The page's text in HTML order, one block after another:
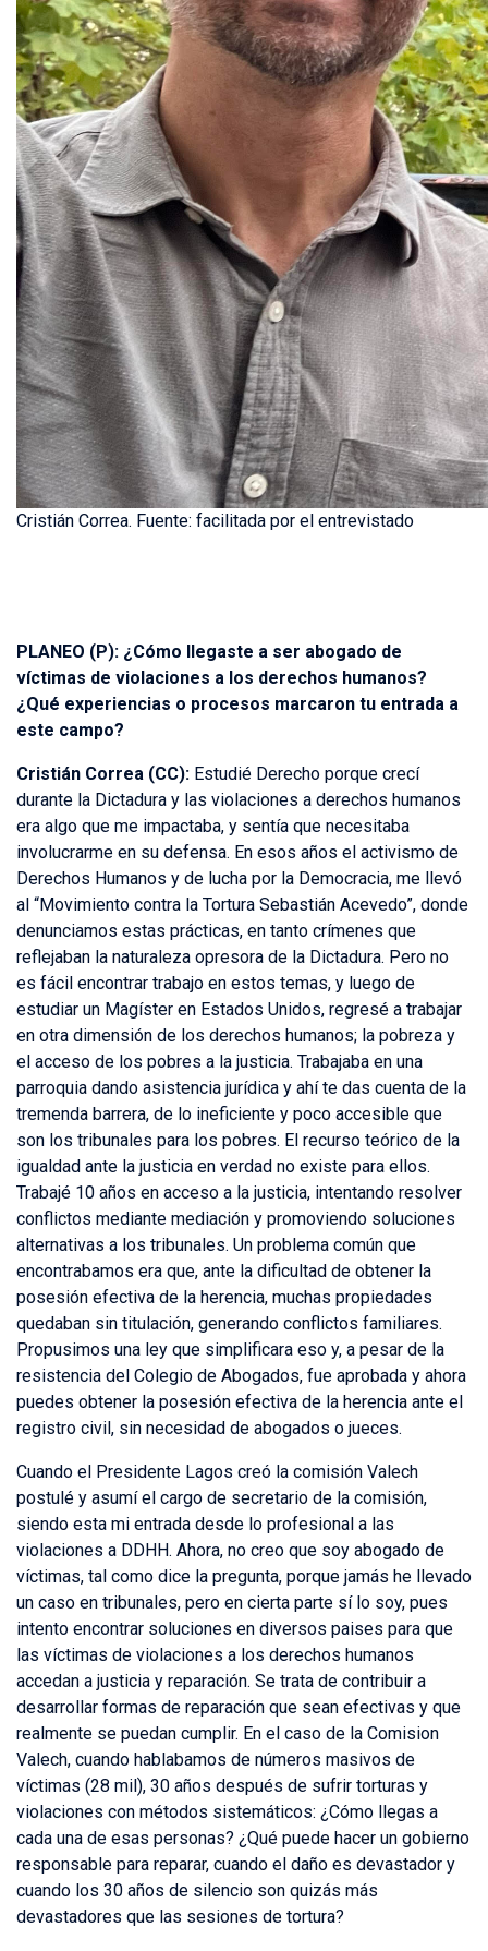
Cristián Correa. Fuente: facilitada por el entrevistado
PLANEO (P): ¿Cómo llegaste a ser abogado de
víctimas de violaciones a los derechos humanos?
¿Qué experiencias o procesos marcaron tu entrada a
este campo?
Cristián Correa (CC): Estudié Derecho porque crecí
durante la Dictadura y las violaciones a derechos humanos
era algo que me impactaba, y sentía que necesitaba
involucrarme en su defensa. En esos años el activismo de
Derechos Humanos y de lucha por la Democracia, me llevó
al “Movimiento contra la Tortura Sebastián Acevedo”, donde
denunciamos estas prácticas, en tanto crímenes que
reflejaban la naturaleza opresora de la Dictadura. Pero no
es fácil encontrar trabajo en estos temas, y luego de
estudiar un Magíster en Estados Unidos, regresé a trabajar
en otra dimensión de los derechos humanos; la pobreza y
el acceso de los pobres a la justicia. Trabajaba en una
parroquia dando asistencia jurídica y ahí te das cuenta de la
tremenda barrera, de lo ineficiente y poco accesible que
son los tribunales para los pobres. El recurso teórico de la
igualdad ante la justicia en verdad no existe para ellos.
Trabajé 10 años en acceso a la justicia, intentando resolver
conflictos mediante mediación y promoviendo soluciones
alternativas a los tribunales. Un problema común que
encontrabamos era que, ante la dificultad de obtener la
posesión efectiva de la herencia, muchas propiedades
quedaban sin titulación, generando conflictos familiares.
Propusimos una ley que simplificara eso y, a pesar de la
resistencia del Colegio de Abogados, fue aprobada y ahora
puedes obtener la posesión efectiva de la herencia ante el
registro civil, sin necesidad de abogados o jueces.
Cuando el Presidente Lagos creó la comisión Valech
postulé y asumí el cargo de secretario de la comisión,
siendo esta mi entrada desde lo profesional a las
violaciones a DDHH. Ahora, no creo que soy abogado de
víctimas, tal como dice la pregunta, porque jamás he llevado
un caso en tribunales, pero en cierta parte sí lo soy, pues
intento encontrar soluciones en diversos paises para que
las víctimas de violaciones a los derechos humanos
accedan a justicia y reparación. Se trata de contribuir a
desarrollar formas de reparación que sean efectivas y que
realmente se puedan cumplir. En el caso de la Comision
Valech, cuando hablabamos de números masivos de
víctimas (28 mil), 30 años después de sufrir torturas y
violaciones con métodos sistemáticos: ¿Cómo llegas a
cada una de esas personas? ¿Qué puede hacer un gobierno
responsable para reparar, cuando el daño es devastador y
cuando los 30 años de silencio son quizás más
devastadores que las sesiones de tortura?